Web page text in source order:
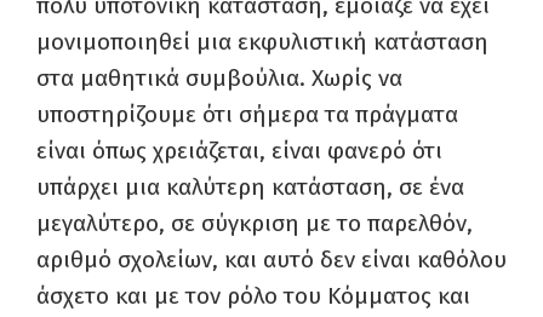
πολύ υποτονική κατάσταση, έμοιαζε να έχει
μονιμοποιηθεί μια εκφυλιστική κατάσταση
στα μαθητικά συμβούλια. Χωρίς να
υποστηρίζουμε ότι σήμερα τα πράγματα
είναι όπως χρειάζεται, είναι φανερό ότι
υπάρχει μια καλύτερη κατάσταση, σε ένα
μεγαλύτερο, σε σύγκριση με το παρελθόν,
αριθμό σχολείων, και αυτό δεν είναι καθόλου
άσχετο και με τον ρόλο του Κόμματος και